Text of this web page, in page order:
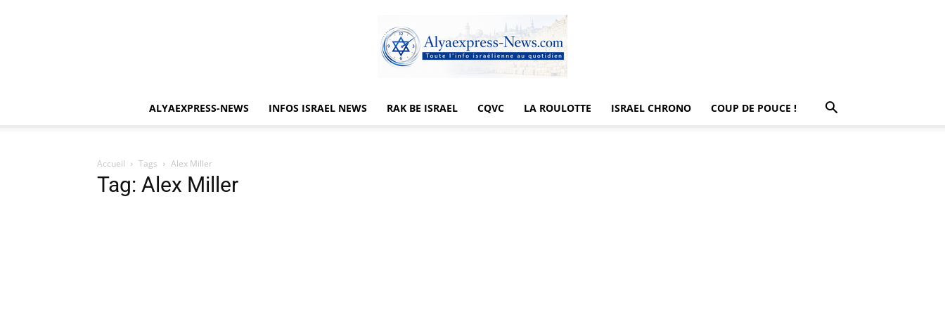
ALYAEXPRESS-NEWS INFOS ISRAEL NEWS RAK BE ISRAEL CQVC LA ROULOTTE ISRAEL CHRONO COUP DE POUCE !
Accueil Tags Alex Miller
Tag: Alex Miller